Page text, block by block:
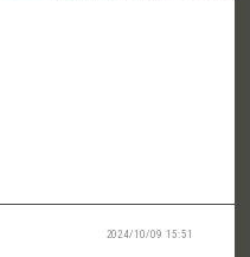
2024/10/09 15:51